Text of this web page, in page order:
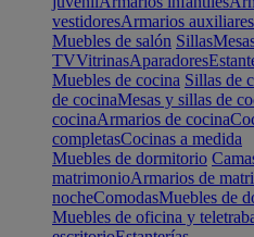
vestidoresArmarios auxiliares
Muebles de salón Sillas
TVVitrinasAparadores
Muebles de cocina Sillas de
de cocinaMesas y sillas de
cocinaArmarios de cocina
completasCocinas a medida
Muebles de dormitorio
matrimonioArmarios de
nocheComodasMuebles de
Muebles de oficina y